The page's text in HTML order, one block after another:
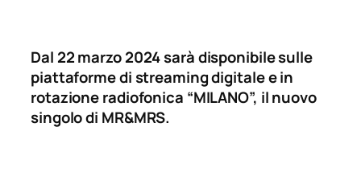
Dal 22 marzo 2024 sarà disponibile sulle
piattaforme di streaming digitale e in
rotazione radiofonica “MILANO”, il nuovo
singolo di MR&MRS.